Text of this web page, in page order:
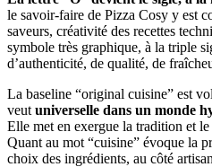
le savoir-faire de Pizza Cosy y est
saveurs, créativité des recettes
symbole très graphique, à la triple
d’authenticité, de qualité, de
La baseline “original cuisine” est
veut universelle dans un monde
Elle met en exergue la tradition et
Quant au mot “cuisine” évoque la
choix des ingrédients, au côté